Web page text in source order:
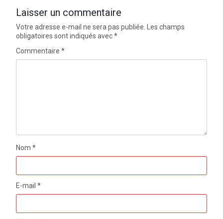
Laisser un commentaire
Votre adresse e-mail ne sera pas publiée.
Les champs
obligatoires sont indiqués avec*
Commentaire*
Nom*
E-mail*